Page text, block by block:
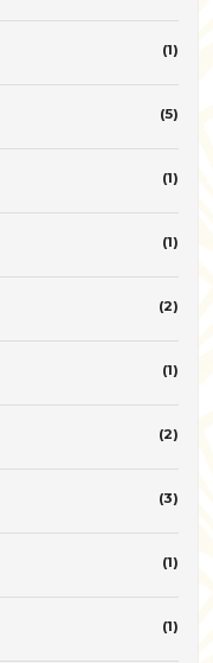
(1)
(5)
(1)
(1)
(2)
(1)
(2)
(3)
(1)
(1)